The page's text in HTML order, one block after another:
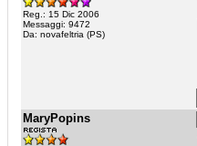
Reg.: 15 Dic 2006
Messaggi: 9472
Da: novafeltria (PS)
MaryPopins